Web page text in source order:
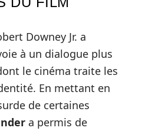
Downey Jr. a
à un dialogue plus
le cinéma traite les
En mettant en
de certaines
a permis de